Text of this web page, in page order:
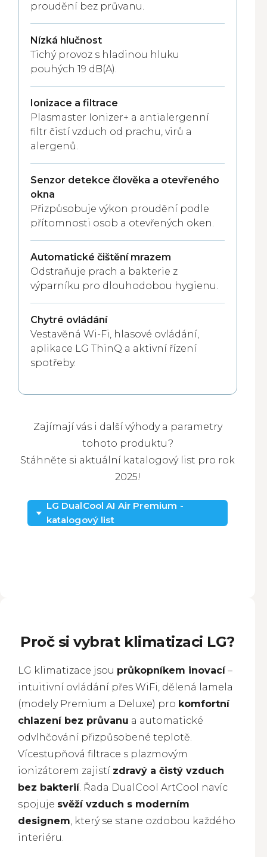
proudění bez průvanu.
Nízká hlučnost
Tichý provoz s hladinou hluku
pouhých 19 dB(A).
Ionizace a filtrace
Plasmaster Ionizer+ a antialergenní
filtr čistí vzduch od prachu, virů a
alergenů.
Senzor detekce člověka a otevřeného
okna
Přizpůsobuje výkon proudění podle
přítomnosti osob a otevřených oken.
Automatické čištění mrazem
Odstraňuje prach a bakterie z
výparníku pro dlouhodobou hygienu.
Chytré ovládání
Vestavěná Wi-Fi, hlasové ovládání,
aplikace LG ThinQ a aktivní řízení
spotřeby.
Zajímají vás i další výhody a parametry
tohoto produktu?
Stáhněte si aktuální katalogový list pro rok
2025!
LG DualCool AI Air Premium -
katalogový list
Proč si vybrat klimatizaci LG?
LG klimatizace jsou průkopníkem inovací–
intuitivní ovládání přes WiFi, dělená lamela
(modely Premium a Deluxe) pro komfortní
chlazení bez průvanu a automatické
odvlhčování přizpůsobené teplotě.
Vícestupňová filtrace s plazmovým
ionizátorem zajistí zdravý a čistý vzduch
bez bakterií. Řada DualCool ArtCool navíc
spojuje svěží vzduch s moderním
designem, který se stane ozdobou každého
interiéru.